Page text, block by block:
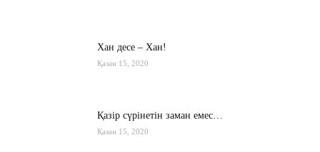
Хан десе – Хан!
Қазан 15, 2020
Қазір сүрінетін заман емес…
Қазан 15, 2020